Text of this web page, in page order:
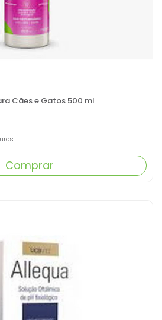
Cães e Gatos 500 ml
Comprar